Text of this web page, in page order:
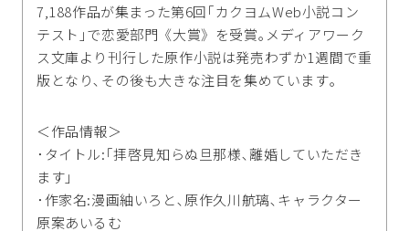
7,188作品が集まった第6回｢カクヨムWeb小説コン
テスト｣で恋愛部門《大賞》を受賞｡メディアワーク
ス文庫より刊行した原作小説は発売わずか1週間で重
版となり､その後も大きな注目を集めています｡
＜作品情報＞
･タイトル:｢拝啓見知らぬ旦那様､離婚していただき
ます｣
･作家名:漫画紬いろと､原作久川航璃､キャラクター
原案あいるむ